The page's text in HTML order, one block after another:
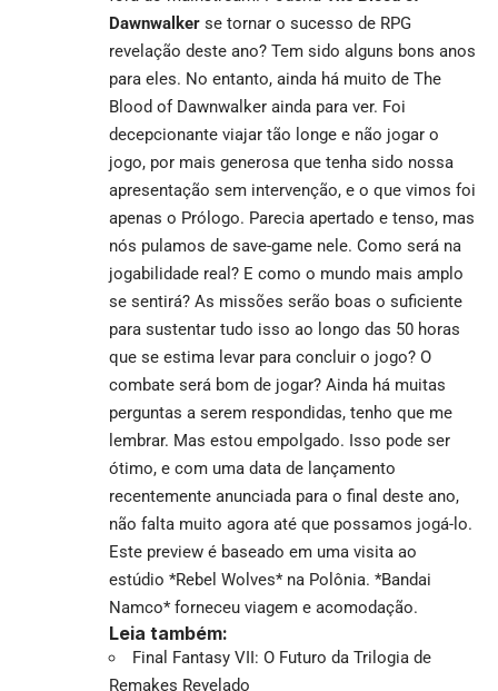
Dawnwalker se tornar o sucesso de RPG
revelação deste ano? Tem sido alguns bons anos
para eles. No entanto, ainda há muito de The
Blood of Dawnwalker ainda para ver. Foi
decepcionante viajar tão longe e não jogar o
jogo, por mais generosa que tenha sido nossa
apresentação sem intervenção, e o que vimos foi
apenas o Prólogo. Parecia apertado e tenso, mas
nós pulamos de save-game nele. Como será na
jogabilidade real? E como o mundo mais amplo
se sentirá? As missões serão boas o suficiente
para sustentar tudo isso ao longo das 50 horas
que se estima levar para concluir o jogo? O
combate será bom de jogar? Ainda há muitas
perguntas a serem respondidas, tenho que me
lembrar. Mas estou empolgado. Isso pode ser
ótimo, e com uma data de lançamento
recentemente anunciada para o final deste ano,
não falta muito agora até que possamos jogá-lo.
Este preview é baseado em uma visita ao
estúdio *Rebel Wolves* na Polônia. *Bandai
Namco* forneceu viagem e acomodação.
Leia também:
Final Fantasy VII: O Futuro da Trilogia de
Remakes Revelado